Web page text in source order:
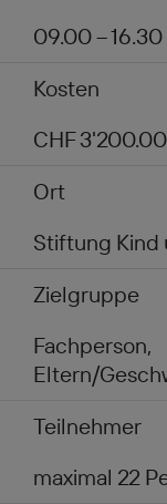
09.00 –
Kosten
CHF 3'200.00
Ort
Stiftung Kind
Zielgruppe
Fachperson,
Eltern/
Teilnehmer
maximal 22